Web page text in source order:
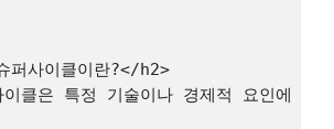
퍼사이클이란?</h2>
이클은 특정 기술이나 경제적 요인에